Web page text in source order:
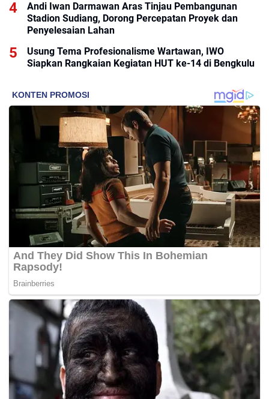
Andi Iwan Darmawan Aras Tinjau Pembangunan
Stadion Sudiang, Dorong Percepatan Proyek dan
Penyelesaian Lahan
Usung Tema Profesionalisme Wartawan, IWO
Siapkan Rangkaian Kegiatan HUT ke-14 di Bengkulu